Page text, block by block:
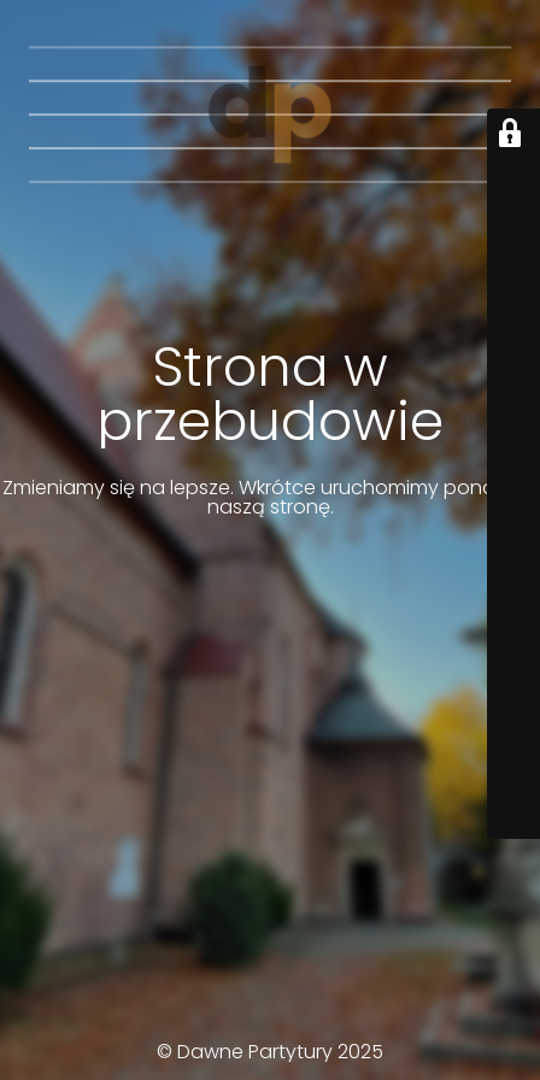
Strona w
przebudowie
Zmieniamy się na lepsze. Wkrótce uruchomimy ponownie
naszą stronę.
© Dawne Partytury 2025